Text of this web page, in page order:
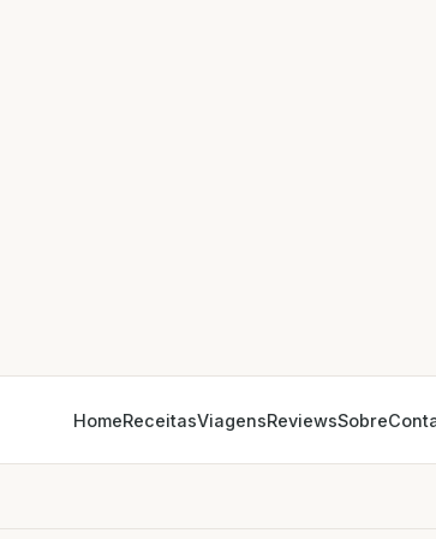
HomeReceitasViagensReviewsSobre